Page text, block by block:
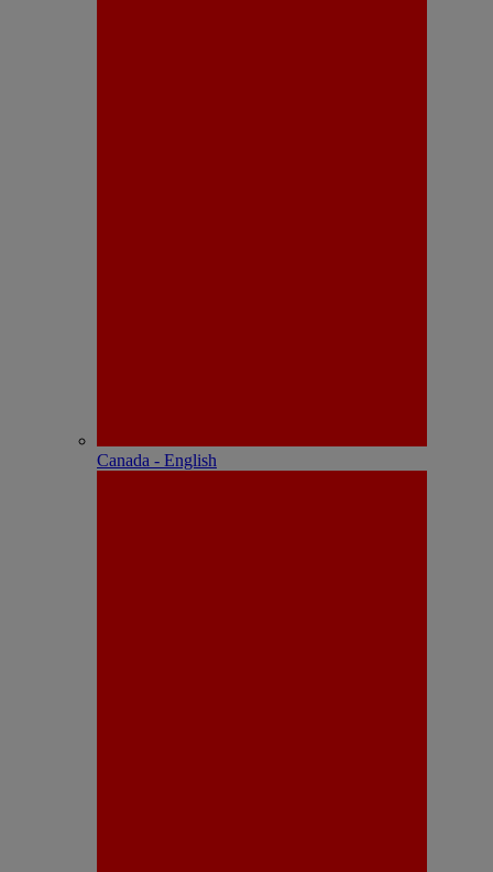
Canada - English